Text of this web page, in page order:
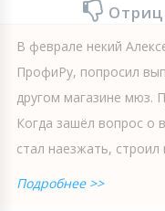
В феврале некий
ПрофиРу, попросил
другом магазине мюз.
Когда зашёл вопрос о
стал наезжать, строил
Подробнее >>